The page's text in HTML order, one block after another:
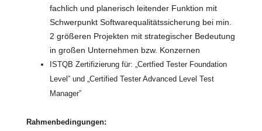
fachlich und planerisch leitender Funktion mit
Schwerpunkt Softwarequalitätssicherung bei min.
2 größeren Projekten mit strategischer Bedeutung
in großen Unternehmen bzw. Konzernen
ISTQB Zertifizierung für: „Certfied Tester Foundation
Level” und „Certified Tester Advanced Level Test
Manager”
Rahmenbedingungen: